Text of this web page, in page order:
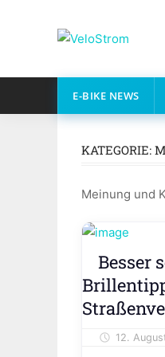
Bike-
Online-
Magazin
E-BIKE NEWS
KATEGORIE:
Meinung und
Meinung
&
Kolumne
Besser
12.